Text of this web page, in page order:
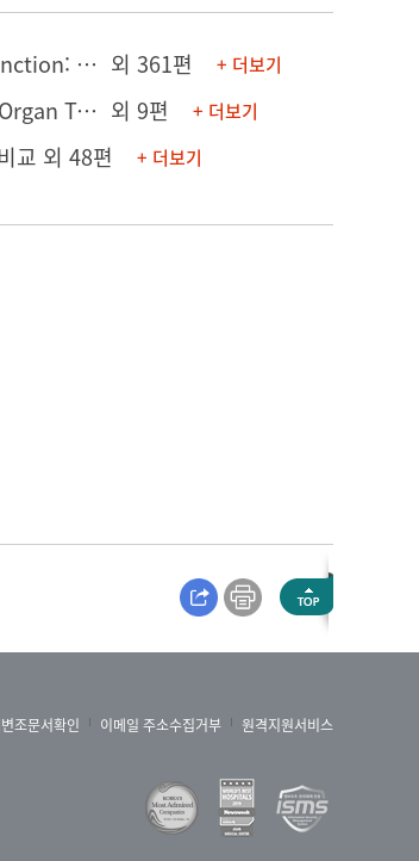
[논문] Outcomes of Lung Transplantation in Patients With Right Ventricular Dysfunction: A Single-Center Retrospective Analysis Comparing ECMO Configurations in a Bridge-to-Transplant Setting 외 361편 + 더보기
[의학포스터] Outcomes of Pulmonary Nontuberculous Mycobacterial Infection in Organ Transplant Recipients 외 9편 + 더보기
교 외 48편 + 더보기
조문서확인 이메일 주소수집거부 원격지원서비스